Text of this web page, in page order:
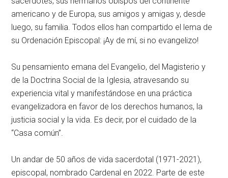
americano y de Europa, sus amigos y amigas y, desde
luego, su familia. Todos ellos han compartido el lema de
su Ordenación Episcopal: ¡Ay de mí, si no evangelizo!
Su pensamiento emana del Evangelio, del Magisterio y
de la Doctrina Social de la Iglesia, atravesando su
experiencia vital y manifestándose en una práctica
evangelizadora en favor de los derechos humanos, la
justicia social y la vida. Es decir, por el cuidado de la
“Casa común”.
Un andar de 50 años de vida sacerdotal (1971-2021),
episcopal, nombrado Cardenal en 2022. Parte de este